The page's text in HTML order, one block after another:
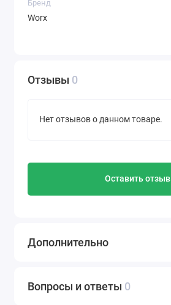
Бренд
Worx
Отзывы 0
Нет отзывов о данном товаре.
Оставить отзыв
Вопросы и ответы 0
Дополнительно